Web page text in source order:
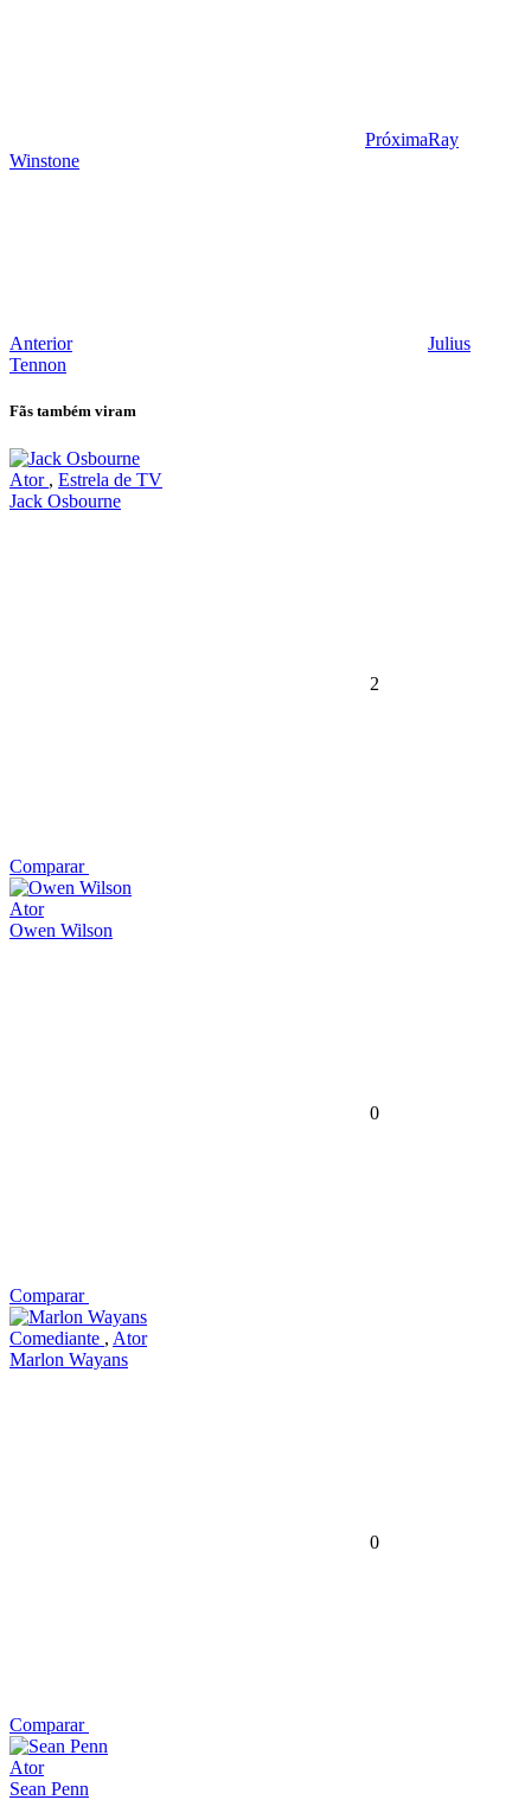
PróximaRay
Winstone
Anterior
Julius
Tennon
Fãs também viram
Ator , Estrela de TV
Jack Osbourne
2
Comparar
Ator
Owen Wilson
0
Comparar
Comediante , Ator
Marlon Wayans
0
Comparar
Ator
Sean Penn